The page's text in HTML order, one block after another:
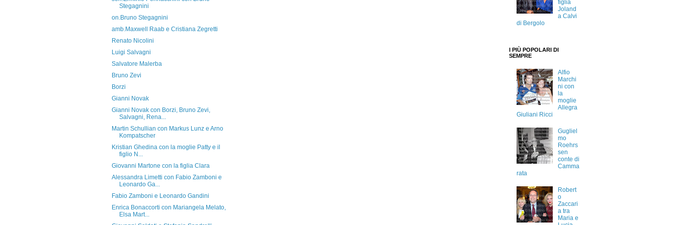
Stegagnini
on.Bruno Stegagnini
amb.Maxwell Raab e Cristiana Zegretti
Renato Nicolini
Luigi Salvagni
Salvatore Malerba
Bruno Zevi
Borzi
Gianni Novak
Gianni Novak con Borzi, Bruno Zevi,
Salvagni, Rena...
Martin Schullian con Markus Lunz e Arno
Kompatscher
Kristian Ghedina con la moglie Patty e il
figlio N...
Giovanni Martone con la figlia Clara
Alessandra Limetti con Fabio Zamboni e
Leonardo Ga...
Fabio Zamboni e Leonardo Gandini
Enrica Bonaccorti con Mariangela Melato,
Elsa Mart...
figlia
Joland
a Calvi
di Bergolo
I PIÙ POPOLARI DI
SEMPRE
Alfio
Marchi
ni con
la
moglie
Allegra
Giuliani Ricci
Gugliel
mo
Roehrs
sen
conte di
Camma
rata
Robert
o
Zaccari
a tra
Maria e